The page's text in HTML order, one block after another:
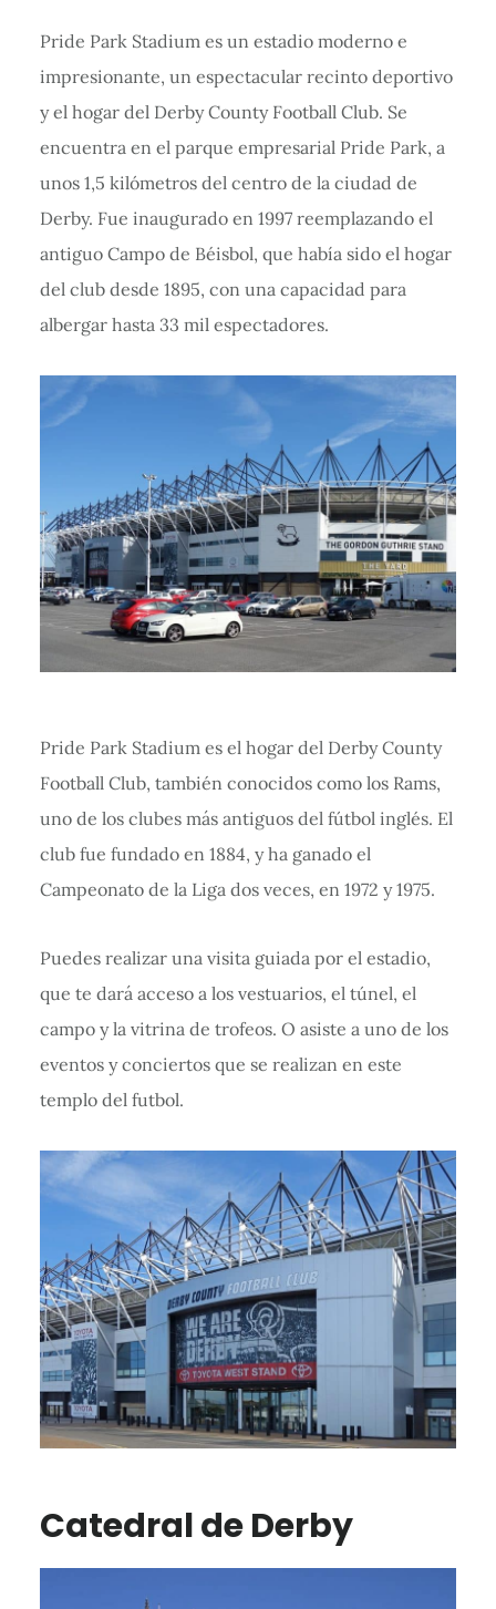
Pride Park Stadium es un estadio moderno e
impresionante, un espectacular recinto deportivo
y el hogar del Derby County Football Club. Se
encuentra en el parque empresarial Pride Park, a
unos 1,5 kilómetros del centro de la ciudad de
Derby. Fue inaugurado en 1997 reemplazando el
antiguo Campo de Béisbol, que había sido el hogar
del club desde 1895, con una capacidad para
albergar hasta 33 mil espectadores.
Pride Park Stadium es el hogar del Derby County
Football Club, también conocidos como los Rams,
uno de los clubes más antiguos del fútbol inglés. El
club fue fundado en 1884, y ha ganado el
Campeonato de la Liga dos veces, en 1972 y 1975.
Puedes realizar una visita guiada por el estadio,
que te dará acceso a los vestuarios, el túnel, el
campo y la vitrina de trofeos. O asiste a uno de los
eventos y conciertos que se realizan en este
templo del futbol.
Catedral de Derby